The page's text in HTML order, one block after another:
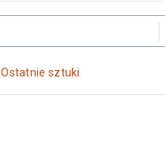
Ostatnie sztuki